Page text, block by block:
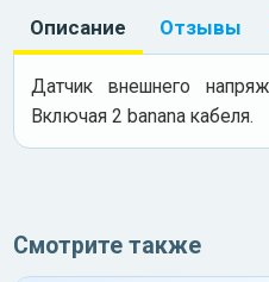
Описание Отзывы
Датчик внешнего
Включая 2 banana кабеля.
Смотрите также